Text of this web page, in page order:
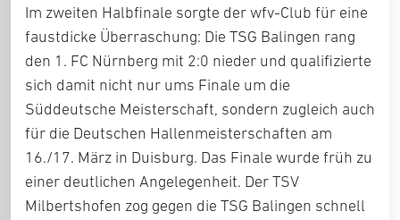
Im zweiten Halbfinale sorgte der wfv-Club für eine
faustdicke Überraschung: Die TSG Balingen rang
den 1. FC Nürnberg mit 2:0 nieder und qualifizierte
sich damit nicht nur ums Finale um die
Süddeutsche Meisterschaft, sondern zugleich auch
für die Deutschen Hallenmeisterschaften am
16./17. März in Duisburg. Das Finale wurde früh zu
einer deutlichen Angelegenheit. Der TSV
Milbertshofen zog gegen die TSG Balingen schnell